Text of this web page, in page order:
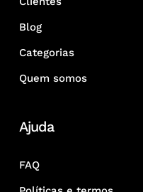
Blog
Categorias
Quem somos
Ajuda
FAQ